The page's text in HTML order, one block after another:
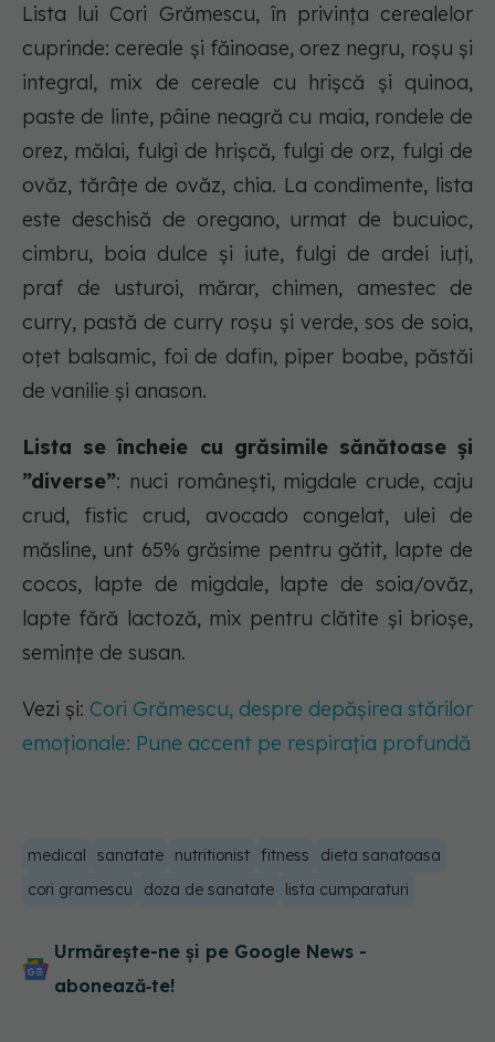
Lista lui Cori Grămescu, în privința cerealelor
cuprinde: cereale și făinoase, orez negru, roșu și
integral, mix de cereale cu hrișcă și quinoa,
paste de linte, pâine neagră cu maia, rondele de
orez, mălai, fulgi de hrișcă, fulgi de orz, fulgi de
ovăz, tărâțe de ovăz, chia. La condimente, lista
este deschisă de oregano, urmat de bucuioc,
cimbru, boia dulce și iute, fulgi de ardei iuți,
praf de usturoi, mărar, chimen, amestec de
curry, pastă de curry roșu și verde, sos de soia,
oțet balsamic, foi de dafin, piper boabe, păstăi
de vanilie și anason.
Lista se încheie cu grăsimile sănătoase și
”diverse”: nuci românești, migdale crude, caju
crud, fistic crud, avocado congelat, ulei de
măsline, unt 65% grăsime pentru gătit, lapte de
cocos, lapte de migdale, lapte de soia/ovăz,
lapte fără lactoză, mix pentru clătite și brioșe,
semințe de susan.
Vezi și: Cori Grămescu, despre depășirea stărilor
emoționale: Pune accent pe respirația profundă
medical sanatate nutritionist fitness
dieta sanatoasa
cori gramescu
doza de sanatate lista cumparaturi
Urmărește-ne și pe Google News -
abonează‑te!